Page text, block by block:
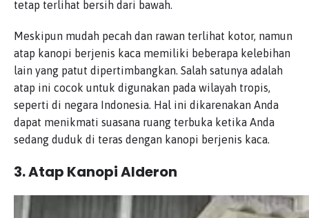
tetap terlihat bersih dari bawah.
Meskipun mudah pecah dan rawan terlihat kotor, namun
atap kanopi berjenis kaca memiliki beberapa kelebihan
lain yang patut dipertimbangkan. Salah satunya adalah
atap ini cocok untuk digunakan pada wilayah tropis,
seperti di negara Indonesia. Hal ini dikarenakan Anda
dapat menikmati suasana ruang terbuka ketika Anda
sedang duduk di teras dengan kanopi berjenis kaca.
3. Atap Kanopi Alderon